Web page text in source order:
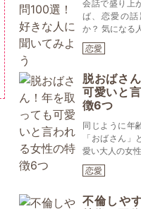
会話で盛り上
ば、恋愛の話
か？ 気になる
恋愛
脱おばさ
可愛いと
徴6つ
同じように年
「おばさん
愛い大人の女
恋愛
不倫しや